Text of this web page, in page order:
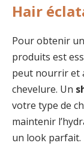
Hair
Pour obtenir
produits est
peut nourrir et
chevelure. Un
votre type de
maintenir
un look parfait.